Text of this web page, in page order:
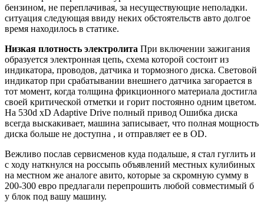
бензином, не переплачивая, за несуществующие неполадки.
ситуация следующая ввиду неких обстоятельств авто долгое
время находилось в статике.
Низкая плотность электролита При включении зажигания
образуется электронная цепь, схема которой состоит из
индикатора, проводов, датчика и тормозного диска. Световой
индикатор при срабатывании внешнего датчика загорается в
тот момент, когда толщина фрикционного материала достигла
своей критической отметки и горит постоянно одним цветом.
На 530d xD Adaptive Drive полный привод Ошибка диска
всегда выскакивает, машина записывает, что полная мощность
диска больше не доступна , и отправляет ее в OD.
Вежливо послав сервисменов куда подальше, я стал гуглить и
с ходу наткнулся на россыпь объявлений местных кулибиных
на местном же аналоге авито, которые за скромную сумму в
200-300 евро предлагали перепрошить любой совместимый б
у блок под вашу машину.